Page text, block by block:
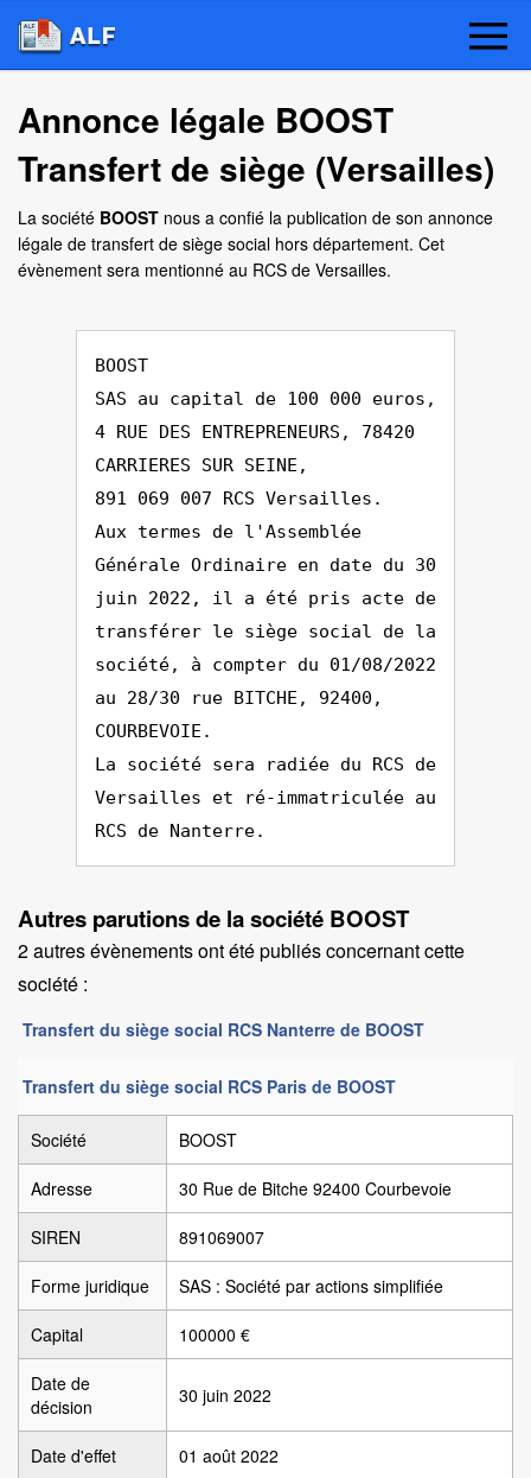
Annonce légale BOOST
Transfert de siège (Versailles)
La société BOOST nous a confié la publication de son annonce
légale de transfert de siège social hors département. Cet
évènement sera mentionné au RCS de Versailles.
BOOST
SAS au capital de 100 000 euros,
4 RUE DES ENTREPRENEURS, 78420
CARRIERES SUR SEINE,
891 069 007 RCS Versailles.
Aux termes de l'Assemblée
Générale Ordinaire en date du 30
juin 2022, il a été pris acte de
transférer le siège social de la
société, à compter du 01/08/2022
au 28/30 rue BITCHE, 92400,
COURBEVOIE.
La société sera radiée du RCS de
Versailles et ré-immatriculée au
RCS de Nanterre.
Autres parutions de la société BOOST
2 autres évènements ont été publiés concernant cette
société :
Transfert du siège social RCS Nanterre de BOOST
Transfert du siège social RCS Paris de BOOST
Société BOOST
Adresse 30 Rue de Bitche 92400 Courbevoie
SIREN 891069007
Forme juridique SAS : Société par actions simplifiée
Capital 100000 €
Date de
décision
30 juin 2022
Date d'effet 01 août 2022